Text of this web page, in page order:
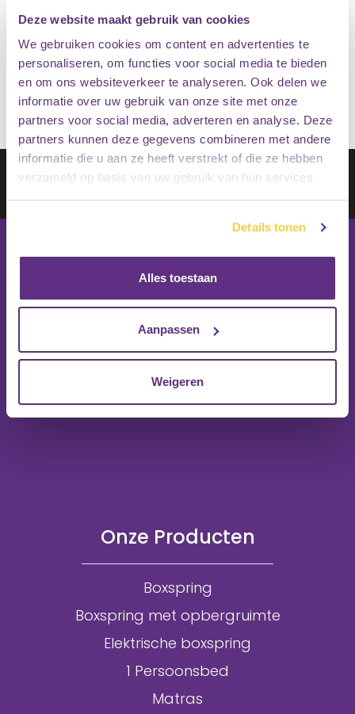
Deze website maakt gebruik van cookies
We gebruiken cookies om content en advertenties te
personaliseren, om functies voor social media te bieden
en om ons websiteverkeer te analyseren. Ook delen we
informatie over uw gebruik van onze site met onze
partners voor social media, adverteren en analyse. Deze
partners kunnen deze gegevens combineren met andere
informatie die u aan ze heeft verstrekt of die ze hebben
verzameld op basis van uw gebruik van hun services.
Details tonen
Alles toestaan
Aanpassen
Weigeren
Op voorraad €34.95
€43.95
Onze Producten
Boxspring
Boxspring met opbergruimte
Elektrische boxspring
1 Persoonsbed
Matras